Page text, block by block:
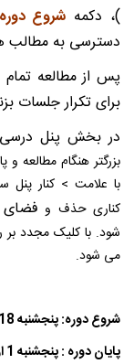
)، دکمه شروع دوره
دسترسی به مطالب
پس از مطالعه
برای تکرار جلسات
در بخش پنل
بزرگتر هنگام مطالعه
با علامت > کنار پنل
کناری حذف و
شود. با کلیک مجدد بر
می شود.
شروع دوره: پنجشنبه 18 آذر 1400
پایان دوره : پنجشنبه 1 اردیبهشت 1401